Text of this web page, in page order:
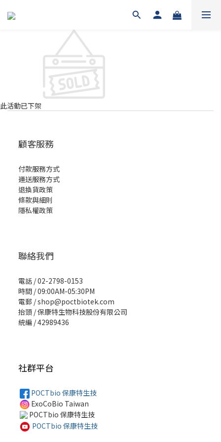
此活動已下架
顧客服務
付款服務方式
運送服務方式
退換貨政策
條款與細則
隱私權政策
聯絡我們
電話 / 02-2798-0153
時間 / 09:00AM-05:30PM
電郵 / shop@poctbiotek.com
抬頭 / 保康特生物科技股份有限公司
統編 / 42989436
社群平台
POCTbio 保康特生技
ExoCoBio Taiwan
POCTbio 保康特生技
POCTbio 保康特生技